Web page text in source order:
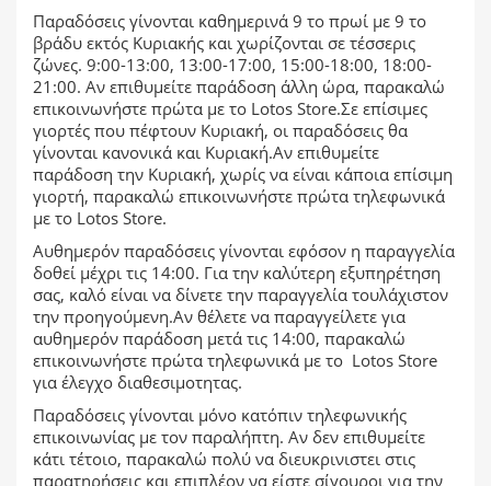
Παραδόσεις γίνονται καθημερινά 9 το πρωί με 9 το
βράδυ εκτός Κυριακής και χωρίζονται σε τέσσερις
ζώνες. 9:00-13:00, 13:00-17:00, 15:00-18:00, 18:00-
21:00. Αν επιθυμείτε παράδοση άλλη ώρα, παρακαλώ
επικοινωνήστε πρώτα με το Lotos Store.Σε επίσιμες
γιορτές που πέφτουν Κυριακή, οι παραδόσεις θα
γίνονται κανονικά και Κυριακή.Αν επιθυμείτε
παράδοση την Κυριακή, χωρίς να είναι κάποια επίσιμη
γιορτή, παρακαλώ επικοινωνήστε πρώτα τηλεφωνικά
με το Lotos Store.
Αυθημερόν παραδόσεις γίνονται εφόσον η παραγγελία
δοθεί μέχρι τις 14:00. Για την καλύτερη εξυπηρέτηση
σας, καλό είναι να δίνετε την παραγγελία τουλάχιστον
την προηγούμενη.Αν θέλετε να παραγγείλετε για
αυθημερόν παράδοση μετά τις 14:00, παρακαλώ
επικοινωνήστε πρώτα τηλεφωνικά με το Lotos Store
για έλεγχο διαθεσιμοτητας.
Παραδόσεις γίνονται μόνο κατόπιν τηλεφωνικής
επικοινωνίας με τον παραλήπτη. Αν δεν επιθυμείτε
κάτι τέτοιο, παρακαλώ πολύ να διευκρινιστει στις
παρατηρήσεις και επιπλέον να είστε σίγουροι για την